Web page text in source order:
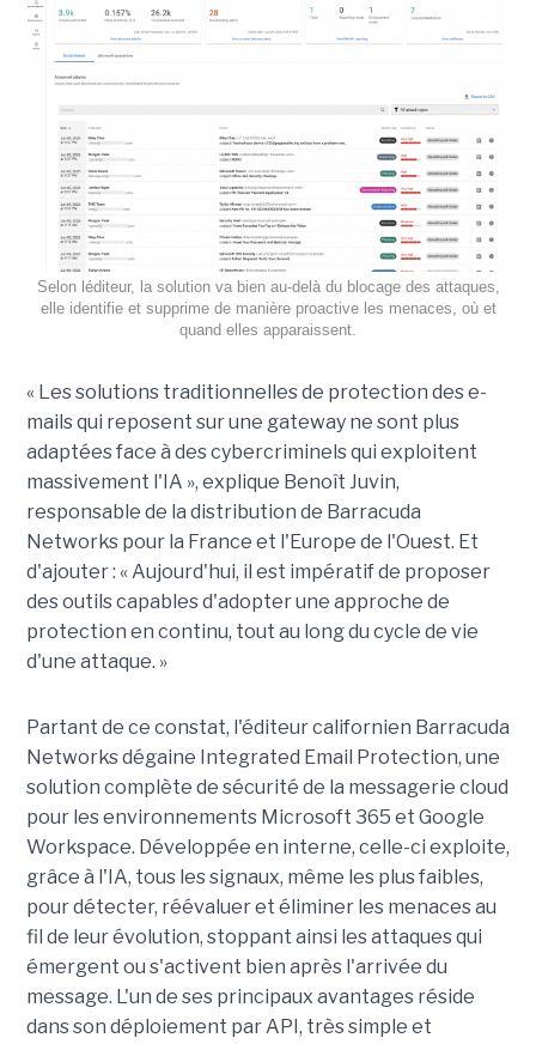
Selon léditeur, la solution va bien au-delà du blocage des attaques,
elle identifie et supprime de manière proactive les menaces, où et
quand elles apparaissent.
« Les solutions traditionnelles de protection des e-
mails qui reposent sur une gateway ne sont plus
adaptées face à des cybercriminels qui exploitent
massivement l'IA », explique Benoît Juvin,
responsable de la distribution de Barracuda
Networks pour la France et l'Europe de l'Ouest. Et
d'ajouter : « Aujourd'hui, il est impératif de proposer
des outils capables d'adopter une approche de
protection en continu, tout au long du cycle de vie
d'une attaque. »
Partant de ce constat, l'éditeur californien Barracuda
Networks dégaine Integrated Email Protection, une
solution complète de sécurité de la messagerie cloud
pour les environnements Microsoft 365 et Google
Workspace. Développée en interne, celle-ci exploite,
grâce à l'IA, tous les signaux, même les plus faibles,
pour détecter, réévaluer et éliminer les menaces au
fil de leur évolution, stoppant ainsi les attaques qui
émergent ou s'activent bien après l'arrivée du
message. L'un de ses principaux avantages réside
dans son déploiement par API, très simple et